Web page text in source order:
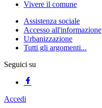
Vivere il comune
Assistenza sociale
Accesso all'informazione
Urbanizzazione
Tutti gli argomenti...
Seguici su
Accedi